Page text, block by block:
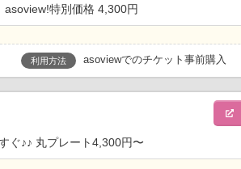
asoview!特別価格 4,300円
利用方法 asoviewでのチケット事前購入
ぐ♪♪ 丸プレート4,300円〜